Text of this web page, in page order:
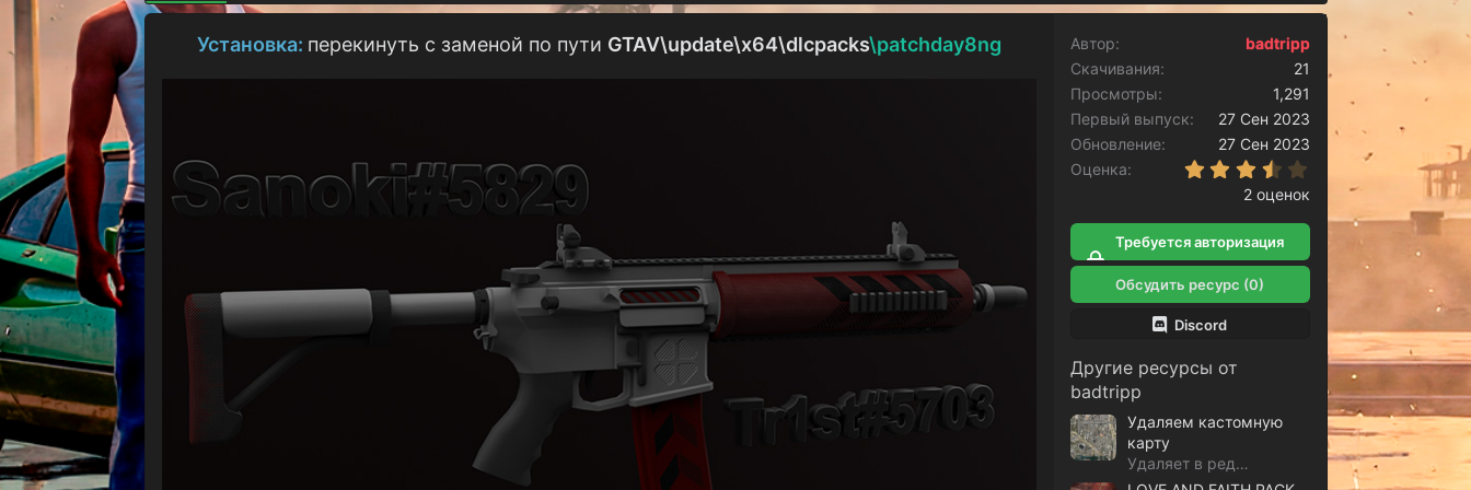
о
д
Установка: перекинуть с заменой по пути GTAV\update\x64\dlcpacks\patchday8ng Автор
badtripp
Скачивания
21
Просмотры
1,291
Первый выпуск
27 Сен 2023
Обновление
27 Сен 2023
Оценка
3.50 звёзд
2 оценок
Требуется авторизация
для скачивания
Обсудить ресурс (0)
Discord
Другие ресурсы от
badtripp
Удаляем кастомную
карту
Удаляет в редуксе кастомную карту